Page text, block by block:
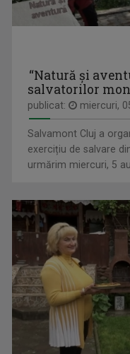
L.EGAL 100%
Bilunar, luni, ora 13.05
LACRIMA BALINT-BLOJ
Jurnalist Senior,
ALEXANDRU PUGNA
Realizatorul emisiunii
“Natură și
salvatorilor
publicat: miercuri,
Salvamont Cluj a
exercițiu de salvare
urmărim miercuri, 5